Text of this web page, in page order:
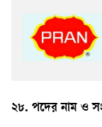
২৮. পদের নাম ও